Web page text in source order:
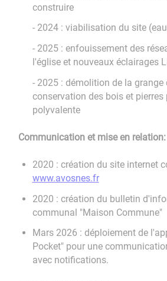
construire
- 2024 : viabilisation du site
- 2025 : enfouissement des
l'église et nouveaux éclairages
- 2025 : démolition de la grange
conservation des bois et
polyvalente
Communication et mise en relation:
2020 : création du site internet
www.avosnes.fr
2020 : création du bulletin
communal "Maison Commune"
Mars 2026 : déploiement de
Pocket" pour une
avec notifications.